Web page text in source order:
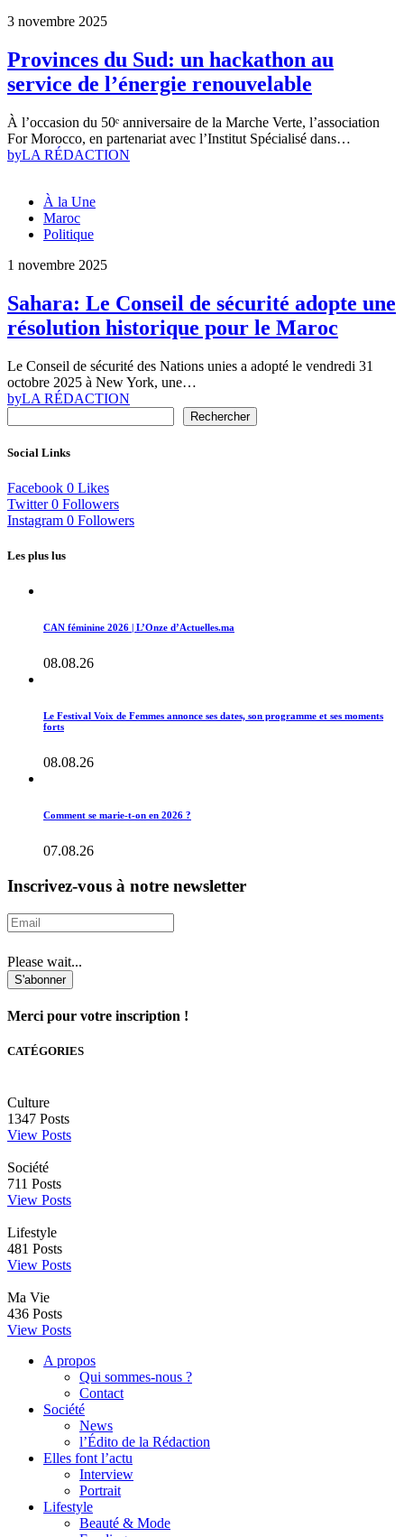
3 novembre 2025
Provinces du Sud: un hackathon au
service de l’énergie renouvelable
À l’occasion du 50ᵉ anniversaire de la Marche Verte, l’association
For Morocco, en partenariat avec l’Institut Spécialisé dans…
byLA RÉDACTION
À la Une
Maroc
Politique
1 novembre 2025
Sahara: Le Conseil de sécurité adopte une
résolution historique pour le Maroc
Le Conseil de sécurité des Nations unies a adopté le vendredi 31
octobre 2025 à New York, une…
byLA RÉDACTION
Rechercher
Social Links
Facebook 0 Likes
Twitter 0 Followers
Instagram 0 Followers
Les plus lus
CAN féminine 2026 | L’Onze d’Actuelles.ma
08.08.26
Le Festival Voix de Femmes annonce ses dates, son programme et ses moments
forts
08.08.26
Comment se marie-t-on en 2026 ?
07.08.26
Inscrivez-vous à notre newsletter
Please wait...
S'abonner
Merci pour votre inscription !
CATÉGORIES
Culture
1347 Posts
View Posts
Société
711 Posts
View Posts
Lifestyle
481 Posts
View Posts
Ma Vie
436 Posts
View Posts
A propos
Qui sommes-nous ?
Contact
Société
News
l’Édito de la Rédaction
Elles font l’actu
Interview
Portrait
Lifestyle
Beauté & Mode